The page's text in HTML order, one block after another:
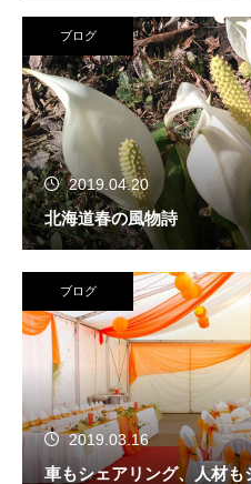
ブログ
2019.04.20
北海道春の風物詩
ブログ
2019.03.16
車もシェアリング、人材も